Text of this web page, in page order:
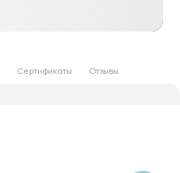
Сертификаты Отзывы